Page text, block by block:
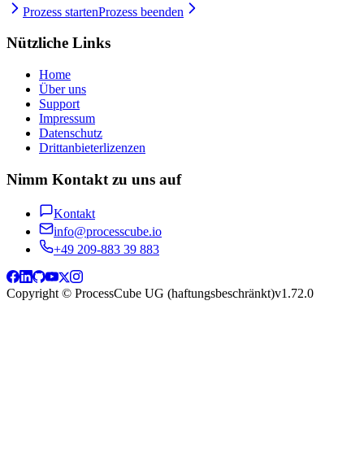
Prozess startenProzess beenden
Nützliche Links
Home
Über uns
Support
Impressum
Datenschutz
Drittanbieterlizenzen
Nimm Kontakt zu uns auf
Kontakt
info@processcube.io
+49 209-883 39 883
Copyright © ProcessCube UG (haftungsbeschränkt)v1.72.0